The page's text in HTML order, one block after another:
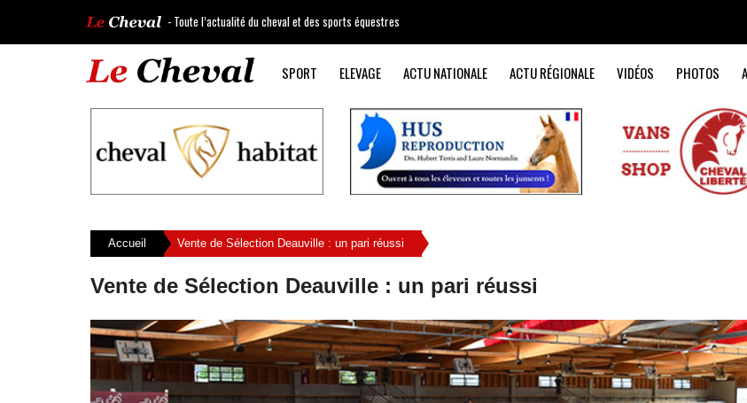
- Toute l’actualité du cheval et des sports équestres
SPORT ELEVAGE ACTU NATIONALE ACTU RÉGIONALE VIDÉOS PHOTOS
Accueil Vente de Sélection Deauville : un pari réussi
Vente de Sélection Deauville : un pari réussi